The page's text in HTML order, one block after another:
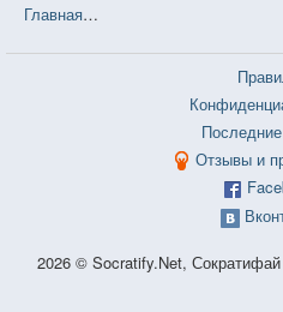
Главная
Отзывы и
2026 © Socratify.Net, Сократифай